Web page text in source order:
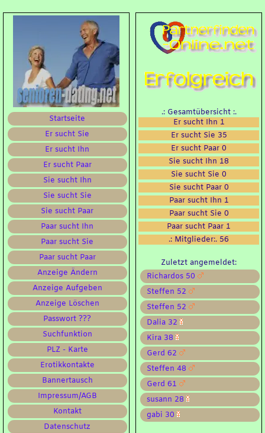
Startseite
Er sucht Sie
Er sucht Ihn
Er sucht Paar
Sie sucht Ihn
Sie sucht Sie
Sie sucht Paar
Paar sucht Ihn
Paar sucht Sie
Paar sucht Paar
Anzeige Ändern
Anzeige Aufgeben
Anzeige Löschen
Passwort ???
Suchfunktion
PLZ - Karte
Erotikkontakte
Bannertausch
Impressum/AGB
Kontakt
Datenschutz
.: Gesamtübersicht :.
Er sucht Ihn 1
Er sucht Sie 35
Er sucht Paar 0
Sie sucht Ihn 18
Sie sucht Sie 0
Sie sucht Paar 0
Paar sucht Ihn 1
Paar sucht Sie 0
Paar sucht Paar 1
.: Mitglieder:. 56
Zuletzt angemeldet:
Richardos 50
Steffen 52
Steffen 52
Dalia 32
Kira 38
Gerd 62
Steffen 48
Gerd 61
susann 28
gabi 30